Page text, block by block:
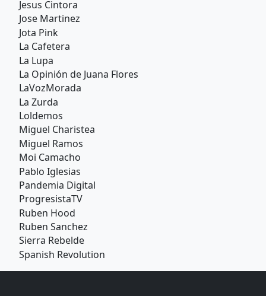
Jesus Cintora
Jose Martinez
Jota Pink
La Cafetera
La Lupa
La Opinión de Juana Flores
LaVozMorada
La Zurda
Loldemos
Miguel Charistea
Miguel Ramos
Moi Camacho
Pablo Iglesias
Pandemia Digital
ProgresistaTV
Ruben Hood
Ruben Sanchez
Sierra Rebelde
Spanish Revolution